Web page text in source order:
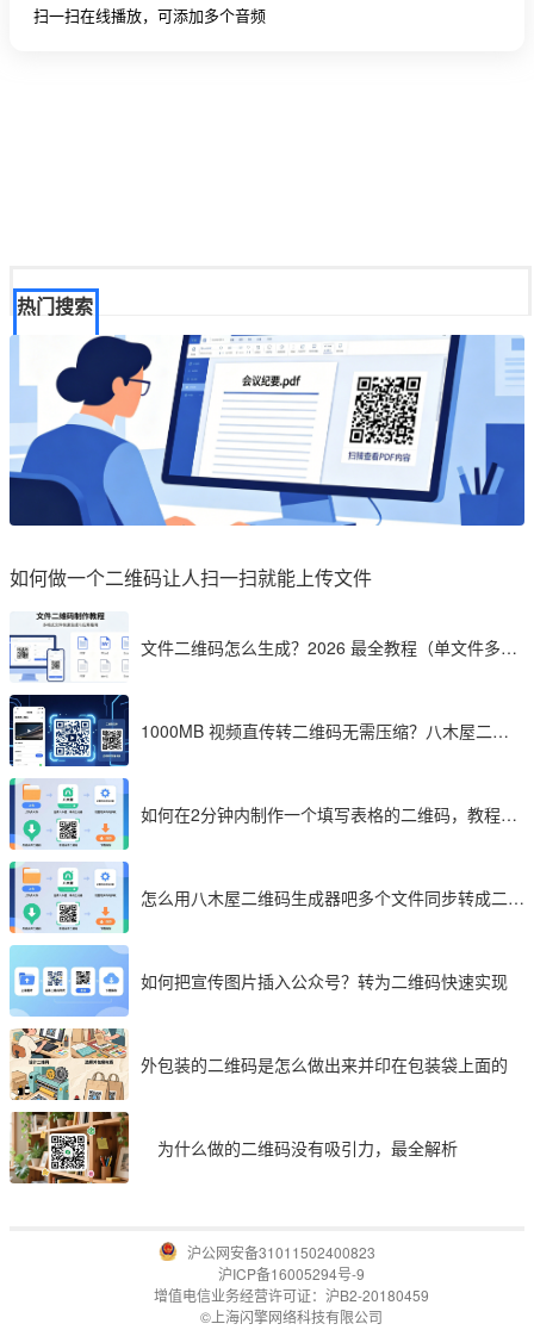
扫一扫在线播放，可添加多个音频
热门搜索
如何做一个二维码让人扫一扫就能上传文件
文件二维码怎么生成？2026 最全教程（单文件多文
1000MB 视频直传转二维码无需压缩？八木屋二维
如何在2分钟内制作一个填写表格的二维码，教程分
怎么用八木屋二维码生成器吧多个文件同步转成二维
如何把宣传图片插入公众号？转为二维码快速实现
外包装的二维码是怎么做出来并印在包装袋上面的
为什么做的二维码没有吸引力，最全解析
沪公网安备31011502400823
沪ICP备16005294号-9
增值电信业务经营许可证：沪B2-20180459
©上海闪擎网络科技有限公司